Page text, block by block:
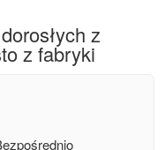
z
z fabryki